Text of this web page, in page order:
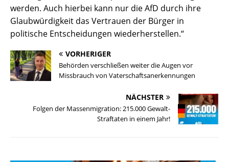
werden. Auch hierbei kann nur die AfD durch ihre
Glaubwürdigkeit das Vertrauen der Bürger in
politische Entscheidungen wiederherstellen.“
VORHERIGER
Behörden verschließen weiter die Augen vor
Missbrauch von Vaterschaftsanerkennungen
NÄCHSTER
Folgen der Massenmigration: 215.000 Gewalt-
Straftaten in einem Jahr!